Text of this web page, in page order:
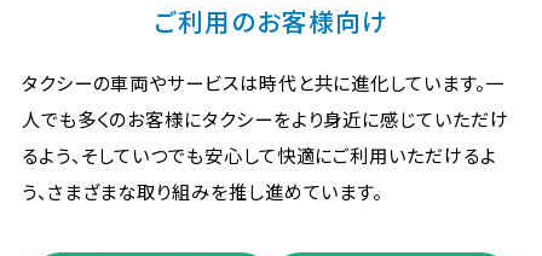
ご利用のお客様向け
タクシーの車両やサービスは時代と共に進化しています。一
人でも多くのお客様にタクシーをより身近に感じていただけ
るよう、そしていつでも安心して快適にご利用いただけるよ
う、さまざまな取り組みを推し進めています。